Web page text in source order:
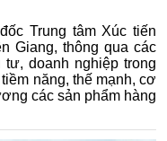
Trung tâm Xúc tiến
Giang, thông qua các
tư, doanh nghiệp trong
năng, thế mạnh, cơ
các sản phẩm hàng